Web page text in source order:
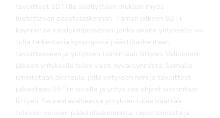
tavoitteet SBTi:lle sisällyttäen mukaan myös
luotettavan päästölaskennan. Tämän jälkeen SBTi
käynnistää validointiprosessin, jonka aikana yritykselle voi
tulla tarkentavia kysymyksiä päästölaskentaan,
tavoitteeseen ja yrityksen toimintaan liittyen. Validoinnin
jälkeen yritykselle tulee viesti hyväksynnästä. Samalla
ilmoitetaan aikataulu, jolla yrityksen nimi ja tavoitteet
julkaistaan SBTi:n sivuilla ja yritys saa ohjeet viestintään
liittyen. Seurantavaiheessa yrityksen tulee päättää
tulevien vuosien päästölaskennasta, raportoinnista ja